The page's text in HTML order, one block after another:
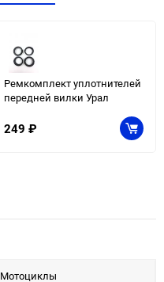
Ремкомплект уплотнителей
передней вилки Урал
249 ₽
Мотоциклы